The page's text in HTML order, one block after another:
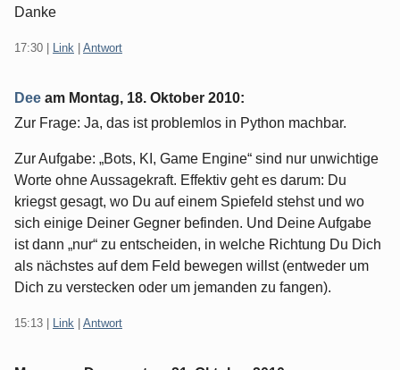
Danke
17:30 Link Antwort
Dee am Montag, 18. Oktober 2010:
Zur Frage: Ja, das ist problemlos in Python machbar.
Zur Aufgabe: „Bots, KI, Game Engine“ sind nur unwichtige
Worte ohne Aussagekraft. Effektiv geht es darum: Du
kriegst gesagt, wo Du auf einem Spiefeld stehst und wo
sich einige Deiner Gegner befinden. Und Deine Aufgabe
ist dann „nur“ zu entscheiden, in welche Richtung Du Dich
als nächstes auf dem Feld bewegen willst (entweder um
Dich zu verstecken oder um jemanden zu fangen).
15:13 Link Antwort